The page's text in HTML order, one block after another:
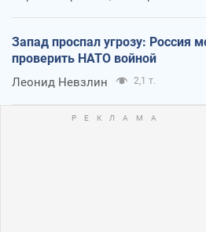
Запад проспал угрозу: Россия
проверить НАТО войной
Леонид Невзлин 2,1 т.